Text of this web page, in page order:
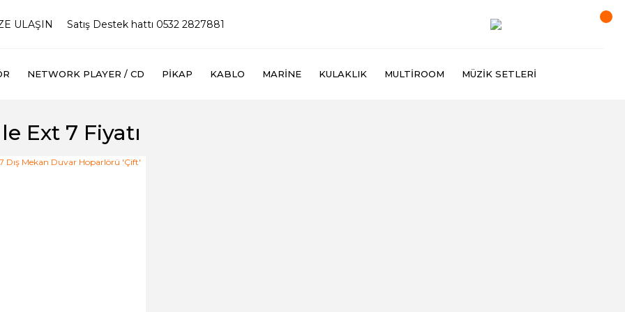
ULAŞIN Satış Destek hattı 0532 2827881
NETWORK PLAYER / CD PIKAP KABLO MARINE KULAKLIK MULTIROOM MÜZIK SETLERI
Ext 7 Fiyatı